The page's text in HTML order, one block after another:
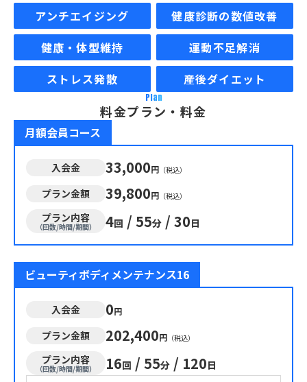
アンチエイジング
健康診断の数値改善
健康・体型維持
運動不足解消
ストレス発散
産後ダイエット
Plan
料金プラン・料金
月額会員コース
入会金 33,000円 （税込）
プラン金額 39,800円 （税込）
プラン内容
（回数/時間/期間） 4回 / 55分 / 30日
ビューティボディメンテナンス16
入会金 0円
プラン金額 202,400円 （税込）
プラン内容
（回数/時間/期間） 16回 / 55分 / 120日